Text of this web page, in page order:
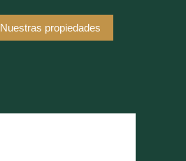
Nuestras propiedades